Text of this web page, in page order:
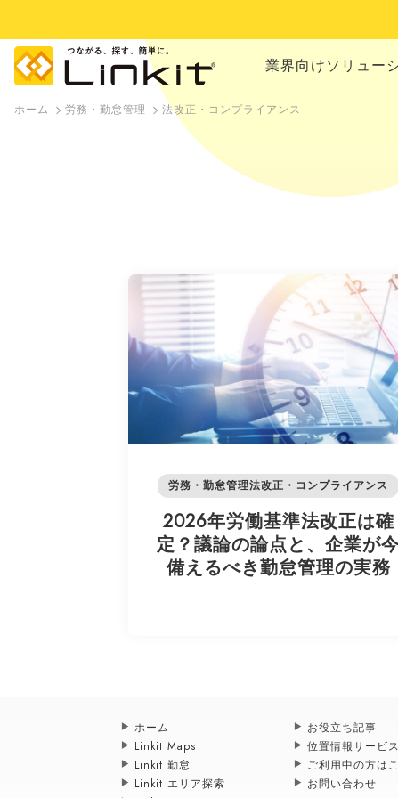
業界向けソリュー
ホーム 労務・勤怠管理 法改正・コンプライアンス
労務・勤怠管理法改正・コンプライアンス
2026年労働基準法改正は確
定？議論の論点と、企業が
備えるべき勤怠管理の実務
ホーム
Linkit Maps
Linkit 勤怠
Linkit エリア探索
お役立ち記事
位置情報サービ
ご利用中の方は
お問い合わせ